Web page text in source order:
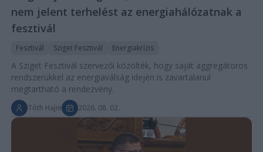
nem jelent terhelést az energiahálózatnak a
fesztivál
Fesztivál Sziget Fesztivál Energiakrízis
A Sziget Fesztivál szervezői közölték, hogy saját aggregátoros
rendszerükkel az energiaválság idején is zavartalanul
megtartható a rendezvény.
Tóth Hajni 2026. 08. 02.